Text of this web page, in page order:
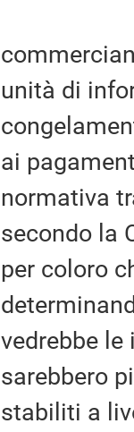
unità di
ai
normativa
secondo la
per coloro
vedrebbe le
sarebbero
stabiliti a